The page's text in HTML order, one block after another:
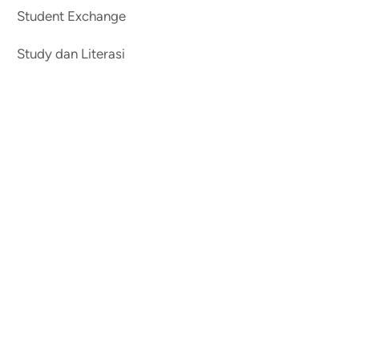
Student Exchange
Study dan Literasi